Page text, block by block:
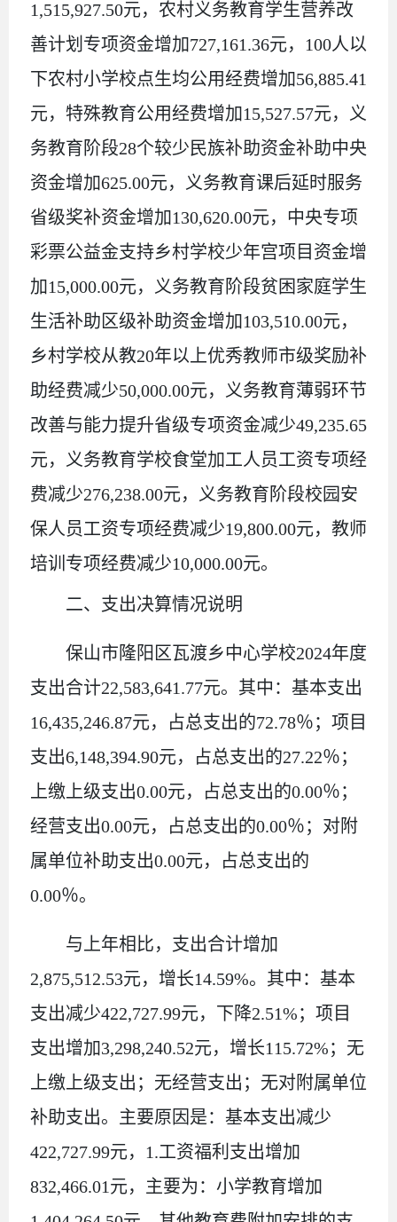
1,515,927.50元，农村义务教育学生营养改
善计划专项资金增加727,161.36元， 100人以
下农村小学校点生均公用经费增加56,885.41
元，特殊教育公用经费增加15,527.57元，义
务教育阶段28个较少民族补助资金补助中央
资金增加625.00元，义务教育课后延时服务
省级奖补资金增加130,620.00元，中央专项
彩票公益金支持乡村学校少年宫项目资金增
加15,000.00元，义务教育阶段贫困家庭学生
生活补助区级补助资金增加103,510.00元，
乡村学校从教20年以上优秀教师市级奖励补
助经费减少50,000.00元，义务教育薄弱环节
改善与能力提升省级专项资金减少49,235.65
元，义务教育学校食堂加工人员工资专项经
费减少276,238.00元，义务教育阶段校园安
保人员工资专项经费减少19,800.00元，教师
培训专项经费减少10,000.00元。
二、支出决算情况说明
保山市隆阳区瓦渡乡中心学校2024年度
支出合计22,583,641.77元。其中： 基本支出
16,435,246.87元，占总支出的72.78％；项目
支出6,148,394.90元，占总支出的27.22％；
上缴上级支出0.00元，占总支出的0.00％；
经营支出0.00元，占总支出的0.00％；对附
属单位补助支出0.00元，占总支出的
0.00％。
与上年相比，支出合计增加
2,875,512.53元，增长14.59%。其中： 基本
支出减少422,727.99元， 下降2.51%；项目
支出增加3,298,240.52元，增长115.72%； 无
上缴上级支出； 无经营支出； 无对附属单位
补助支出。 主要原因是：基本支出减少
422,727.99元， 1.工资福利支出增加
832,466.01元，主要为：小学教育增加